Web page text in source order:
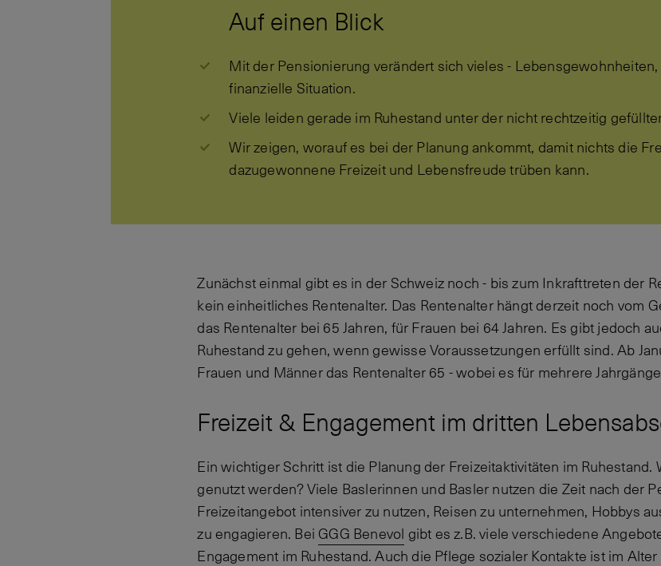
Auf einen Blick
Mit der Pensionierung verändert sich vieles -
finanzielle Situation.
Viele leiden gerade im Ruhestand unter der nicht rechtzeitig
Wir zeigen, worauf es bei der Planung ankommt, damit nichts die
dazugewonnene Freizeit und Lebensfreude trüben kann.
Zunächst einmal gibt es in der Schweiz noch - bis zum Inkrafttreten der
kein einheitliches Rentenalter. Das Rentenalter hängt derzeit noch vom
das Rentenalter bei 65 Jahren, für Frauen bei 64 Jahren. Es gibt jedoch
Ruhestand zu gehen, wenn gewisse Voraussetzungen erfüllt sind. Ab
Frauen und Männer das Rentenalter 65 - wobei es für mehrere
Freizeit & Engagement im dritten
Ein wichtiger Schritt ist die Planung der Freizeitaktivitäten im
genutzt werden? Viele Baslerinnen und Basler nutzen die Zeit nach der
Freizeitangebot intensiver zu nutzen, Reisen zu unternehmen, Hobbys
zu engagieren. Bei GGG Benevol gibt es z.B. viele verschiedene
Engagement im Ruhestand. Auch die Pflege sozialer Kontakte ist im